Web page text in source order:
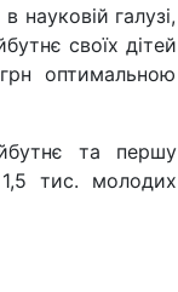
науковій галузі,
своїх дітей
оптимальною
та першу
тис. молодих